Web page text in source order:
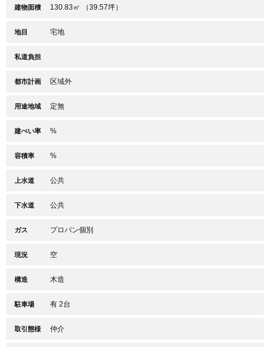
建物面積 130.83㎡ （39.57坪）
地目 宅地
私道負担
都市計画 区域外
用途地域 定無
建ぺい率 %
容積率 %
上水道 公共
下水道 公共
ガス プロパン個別
現況 空
構造 木造
駐車場 有 2台
取引態様 仲介